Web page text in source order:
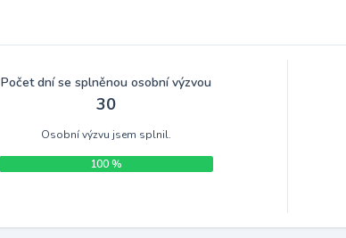
Počet dní se splněnou osobní výzvou
30
Osobní výzvu jsem splnil.
100 %